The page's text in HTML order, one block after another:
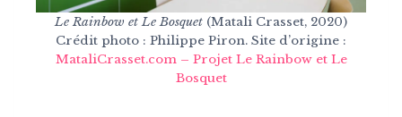
Le Rainbow et Le Bosquet (Matali Crasset, 2020)
Crédit photo : Philippe Piron. Site d’origine :
MataliCrasset.com – Projet Le Rainbow et Le
Bosquet